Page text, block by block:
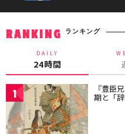
RANKING ランキング
DAILY
24時間
1 『豊臣
期と「